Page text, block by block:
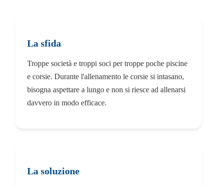
La sfida
Troppe società e troppi soci per troppe poche piscine
e corsie. Durante l'allenamento le corsie si intasano,
bisogna aspettare a lungo e non si riesce ad allenarsi
davvero in modo efficace.
La soluzione